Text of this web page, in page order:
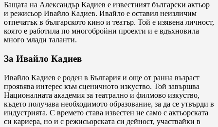
Бащата на Александър Кадиев е известният български актьор
и режисьор Ивайло Кадиев. Ивайло е оставил неизличим
отпечатък в българското кино и театър. Той е изявена личност,
която е работила по многобройни проекти и е вдъхновила
много млади таланти.
За Ивайло Кадиев
Ивайло Кадиев е роден в България и още от ранна възраст
проявява интерес към сценичното изкуство. Той завършва
Националната академия за театрално и филмово изкуство,
където получава необходимото образование, за да се утвърди в
индустрията. С времето става известен не само с актьорската
си кариера, но и с режисьорската си дейност, участвайки в